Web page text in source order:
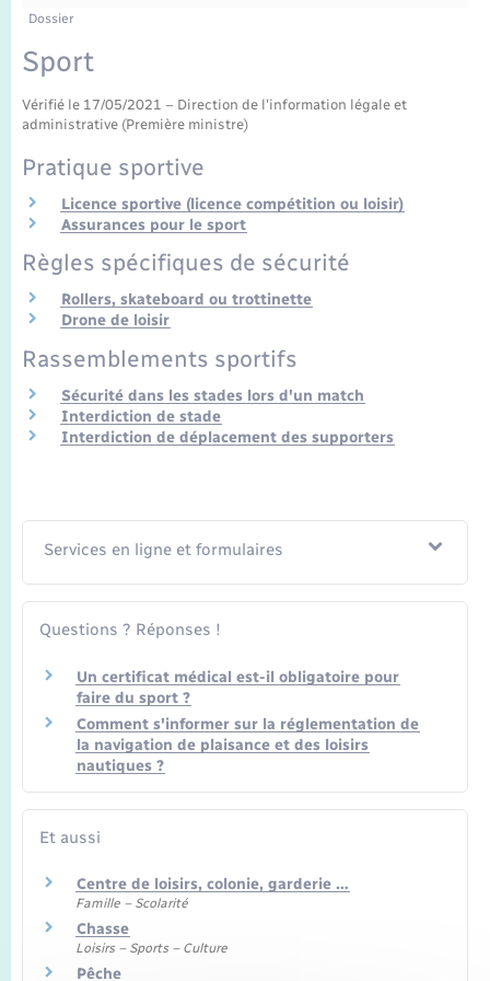
Etat-civil - Papiers - Citoyenneté
Mariage – PACS
Parrainage civil
Recensement
Logement - Urbanisme
Nouvel habitant
Numérique
Organisation d’événement
Sécurité - Prévention
Transports
Transports scolaires
Voirie et espace public
Travaux - Autorisation d’occupation de l’espace
Compétences
Plan interactif
Présentation de la commune
Publications
La Communauté de communes
Dossier
Sport
Vérifié le 17/05/2021 – Direction de l'information légale et
administrative (Première ministre)
Pratique sportive
Licence sportive (licence compétition ou loisir)
Assurances pour le sport
Règles spécifiques de sécurité
Rollers, skateboard ou trottinette
Drone de loisir
Rassemblements sportifs
Sécurité dans les stades lors d'un match
Interdiction de stade
Interdiction de déplacement des supporters
Services en ligne et formulaires
Questions ? Réponses !
Un certificat médical est-il obligatoire pour
faire du sport ?
Comment s'informer sur la réglementation de
la navigation de plaisance et des loisirs
nautiques ?
Et aussi
Centre de loisirs, colonie, garderie …
Famille – Scolarité
Chasse
Loisirs – Sports – Culture
Pêche